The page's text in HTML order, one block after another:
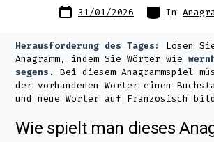
Datum
des 31/01/2026 Kategorien
In
Herausforderung des Tages:
Lösen
Anagramm, indem Sie Wörter wie
segens . Bei diesem Anagrammspiel
der vorhandenen Wörter einen
und neue Wörter auf Französisch
Wie spielt man dieses